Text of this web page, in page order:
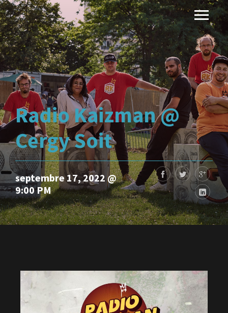
Radio Kaizman @
Cergy Soit
septembre 17, 2022 @
9:00 PM